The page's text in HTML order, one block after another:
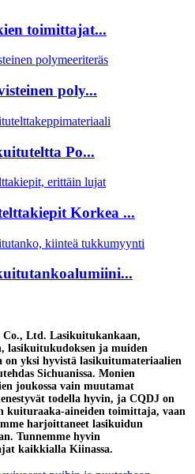
toimittajat...
poly...
Po...
Korkea ...
Co., Ltd. Lasikuitukankaan,
lasikuitukudoksen ja muiden
on yksi hyvistä lasikuitumateriaalien
Sichuanissa. Monien
joukossa vain muutamat
todella hyvin, ja CQDJ on
​​kuituraaka-aineiden toimittaja, vaan
harjoittaneet lasikuidun
Tunnemme hyvin
kaikkialla Kiinassa.